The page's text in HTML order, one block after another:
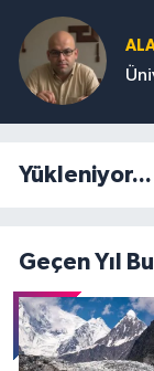
Yükleniyor...
Geçen Yıl